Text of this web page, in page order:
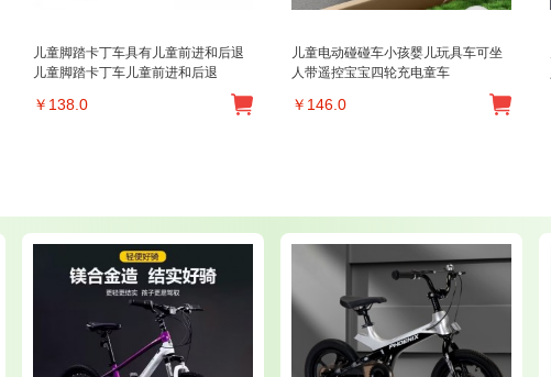
儿童脚踏卡丁车具有儿童前进和后退
儿童脚踏卡丁车儿童前进和后退
￥ 138.0
儿童电动碰碰车小孩婴儿玩具车可坐
人带遥控宝宝四轮充电童车
￥ 146.0